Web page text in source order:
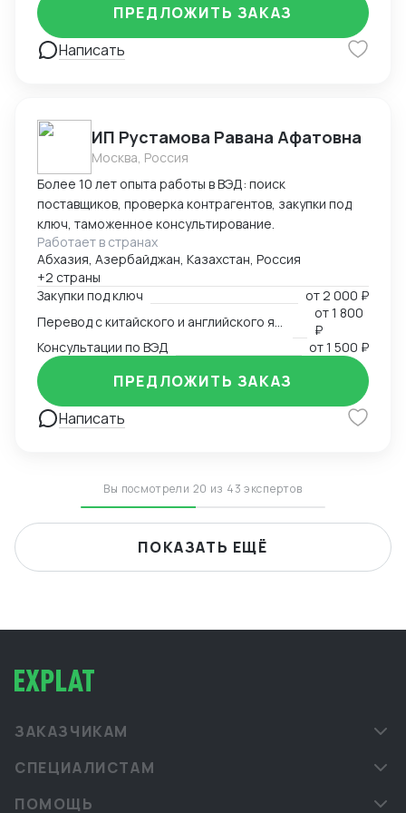
Написать
ПРЕДЛОЖИТЬ ЗАКАЗ
ИП Рустамова Равана Афатовна
Москва, Россия
Более 10 лет опыта работы в ВЭД: поиск
поставщиков, проверка контрагентов, закупки под
ключ, таможенное консультирование.
Работает в странах
Абхазия, Азербайджан, Казахстан, Россия
+2 страны
Закупки под ключ
от2 000 ₽
от1 800
₽
Консультации по ВЭД
от1 500 ₽
Написать
ПРЕДЛОЖИТЬ ЗАКАЗ
Вы посмотрели 20 из 43 экспертов
ПОКАЗАТЬ ЕЩЁ
ЗАКАЗЧИКАМ
СПЕЦИАЛИСТАМ
ПОМОЩЬ